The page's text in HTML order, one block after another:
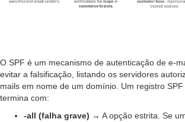
O SPF é um mecanismo de autenticação de e-
evitar a falsificação, listando os servidores
mails em nome de um domínio. Um registro
termina com:
-all (falha grave) → A opção estrita. Se